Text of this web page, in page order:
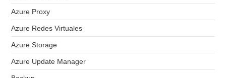
Azure Proxy
Azure Redes Virtuales
Azure Storage
Azure Update Manager